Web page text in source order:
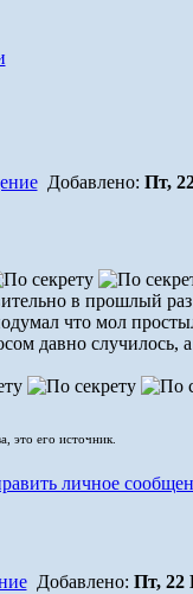
Добавлено: Пт,
в прошлый
что мол
давно случилось,
это его источник.
Добавлено: Пт, 22